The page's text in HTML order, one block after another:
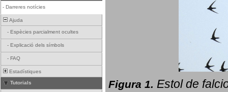
- Darreres notícies
Ajuda
- Espècies parcialment ocultes
- Explicació dels símbols
- FAQ
Estadístiques
Tutorials
Figura 1. Estol de